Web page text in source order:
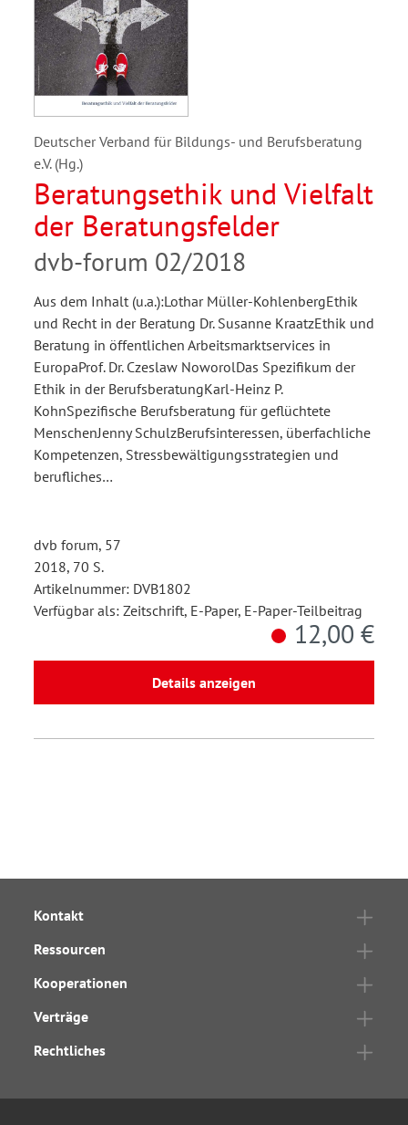
Deutscher Verband für Bildungs- und Berufsberatung
e.V. (Hg.)
Beratungsethik und Vielfalt
der Beratungsfelder
dvb-forum 02/2018
Aus dem Inhalt (u.a.):Lothar Müller-KohlenbergEthik
und Recht in der Beratung Dr. Susanne KraatzEthik und
Beratung in öffentlichen Arbeitsmarktservices in
EuropaProf. Dr. Czeslaw NoworolDas Spezifikum der
Ethik in der BerufsberatungKarl-Heinz P.
KohnSpezifische Berufsberatung für geflüchtete
MenschenJenny SchulzBerufsinteressen, überfachliche
Kompetenzen, Stressbewältigungsstrategien und
berufliches…
dvb forum, 57
2018, 70 S.
Artikelnummer: DVB1802
Verfügbar als: Zeitschrift, E-Paper, E-Paper-Teilbeitrag
12,00 €
Details anzeigen
Kontakt
Ressourcen
Kooperationen
Verträge
Rechtliches